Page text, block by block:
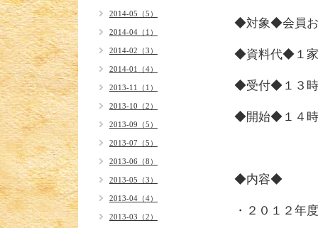
◆対象◆会員お
◆資料代◆１家
◆受付◆１３時
◆開始◆１４時
◆内容◆
・２
2014-05（5）
2014-04（1）
2014-02（3）
2014-01（4）
2013-11（1）
2013-10（2）
2013-09（5）
2013-07（5）
2013-06（8）
2013-05（3）
2013-04（4）
2013-03（2）